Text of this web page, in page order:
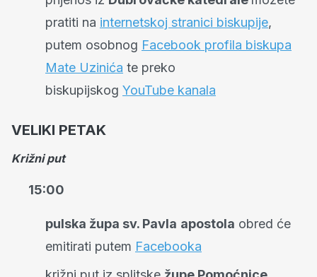
pratiti na internetskoj stranici biskupije,
putem osobnog Facebook profila biskupa
Mate Uzinića te preko
biskupijskog YouTube kanala
VELIKI PETAK
Križni put
15:00
pulska župa sv. Pavla apostola obred će
emitirati putem Facebooka